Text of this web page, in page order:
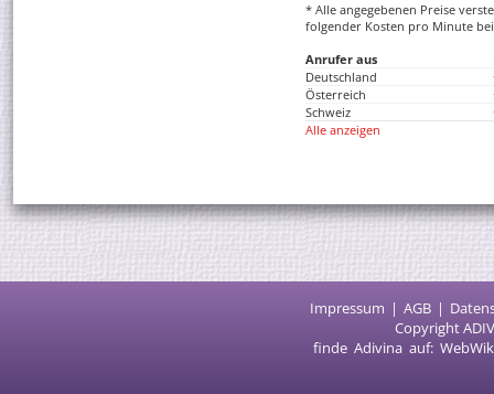
* Alle angegebenen Preise
folgender Kosten pro Minute
Anrufer aus
Deutschland
Österreich
Schweiz
Alle anzeigen
Impressum AGB
Copyright
finde Adivina auf: